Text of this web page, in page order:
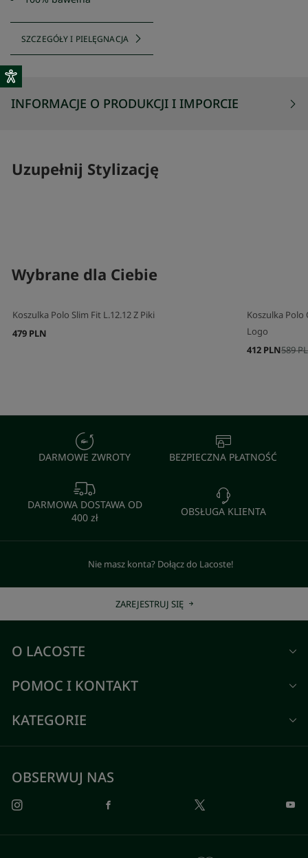
SZCZEGÓŁY I PIELĘGNACJA
INFORMACJE O PRODUKCJI I IMPORCIE
Uzupełnij Stylizację
Wybrane dla Ciebie
Koszulka Polo Slim Fit L.12.12 Z Piki
479 PLN
Koszulka Polo
Logo
589
412 PLN
DARMOWE ZWROTY BEZPIECZNA PŁATNOŚĆ
DARMOWA DOSTAWA OD
400 zł
OBSŁUGA KLIENTA
Nie masz konta? Dołącz do Lacoste!
ZAREJESTRUJ SIĘ
O LACOSTE
POMOC I KONTAKT
KATEGORIE
OBSERWUJ NAS